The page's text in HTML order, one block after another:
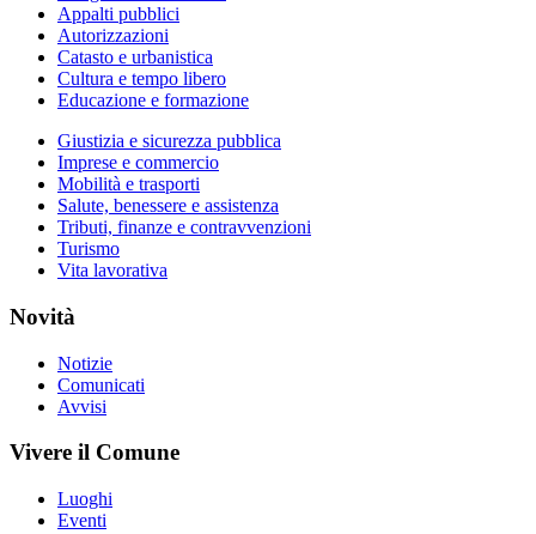
Appalti pubblici
Autorizzazioni
Catasto e urbanistica
Cultura e tempo libero
Educazione e formazione
Giustizia e sicurezza pubblica
Imprese e commercio
Mobilità e trasporti
Salute, benessere e assistenza
Tributi, finanze e contravvenzioni
Turismo
Vita lavorativa
Novità
Notizie
Comunicati
Avvisi
Vivere il Comune
Luoghi
Eventi